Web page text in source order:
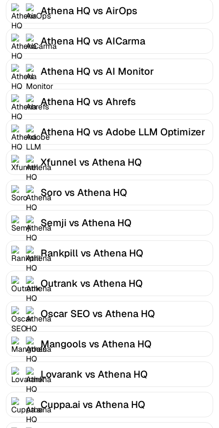
Athena HQ vs AirOps
Athena HQ vs AICarma
Athena HQ vs AI Monitor
Athena HQ vs Ahrefs
Athena HQ vs Adobe LLM Optimizer
Xfunnel vs Athena HQ
Soro vs Athena HQ
Semji vs Athena HQ
Rankpill vs Athena HQ
Outrank vs Athena HQ
Oscar SEO vs Athena HQ
Mangools vs Athena HQ
Lovarank vs Athena HQ
Cuppa.ai vs Athena HQ